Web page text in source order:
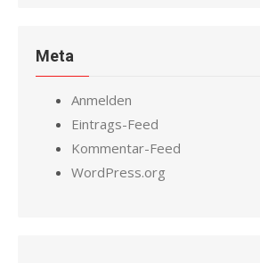
Meta
Anmelden
Eintrags-Feed
Kommentar-Feed
WordPress.org